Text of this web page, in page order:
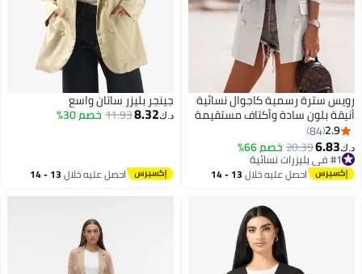
رويس سترة رسمية كاجوال نسائية
أنيقة بلون سادة وأكتاف مستقيمة
وقصة ضيقة ومعطف مكتب
كلاسيكي للسيدات مع أزرار وفتحة
صدر مفتوحة وسترة بدلة مع
وسادات كتف باللون البيج
2.9
84
د.ك‏6.83
20.39خصم 66%
#1 في بليزرات نسائية
#1 في بليزرات نسائية احصل عليه خلال 13 - 14
جينجر بليزر ساتان واسع
د.ك‏8.32
11.93خصم 30%
احصل عليه خلال 13 - 14